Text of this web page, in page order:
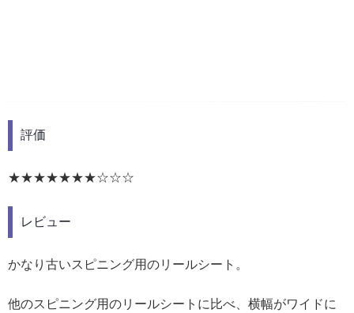
評価
★★★★★★★☆☆☆
レビュー
かなり古いスピニング用のリールシート。
他のスピニング用のリールシートに比べ、横幅がワイドに